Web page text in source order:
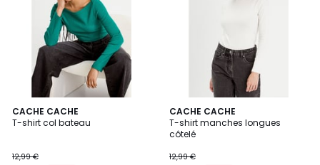
CACHE CACHE
T-shirt col bateau
12,99 €
CACHE CACHE
T-shirt manches longues
côtelé
12,99 €
4
Couleurs